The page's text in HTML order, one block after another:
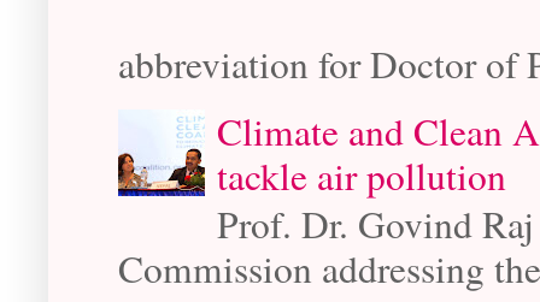
abbreviation for Doctor of
Climate and Clean
tackle air pollution
Prof. Dr. Govind
Commission addressing